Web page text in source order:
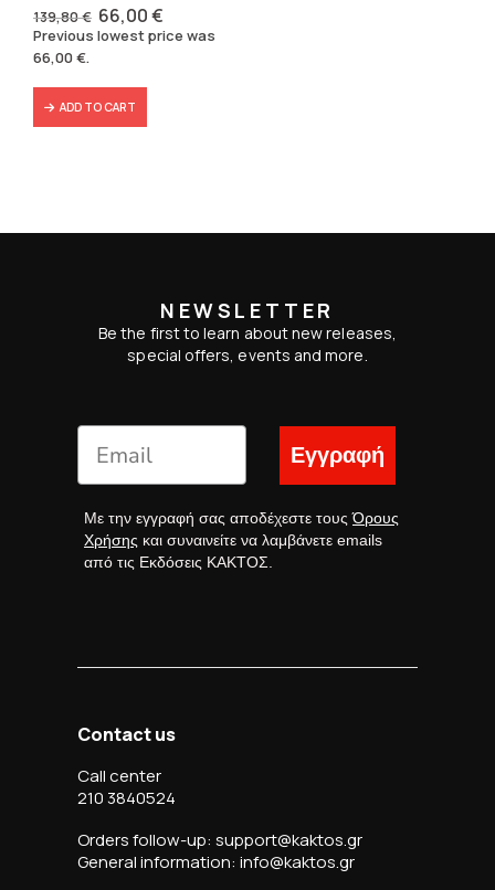
139,80€ Original
price
was:
66,00€Current
price
is:
Previous lowest price was
66,00€.
ADD TO CART
NEWSLETTER
Be the first to learn about new releases,
special offers, events and more.
Εγγραφή
Με την εγγραφή σας αποδέχεστε τουςΌρους
Χρήσης και συναινείτε να λαμβάνετε emails
από τις Εκδόσεις ΚΑΚΤΟΣ.
Contact us
Call center
210 3840524
Orders follow-up: support@kaktos.gr
General information: info@kaktos.gr